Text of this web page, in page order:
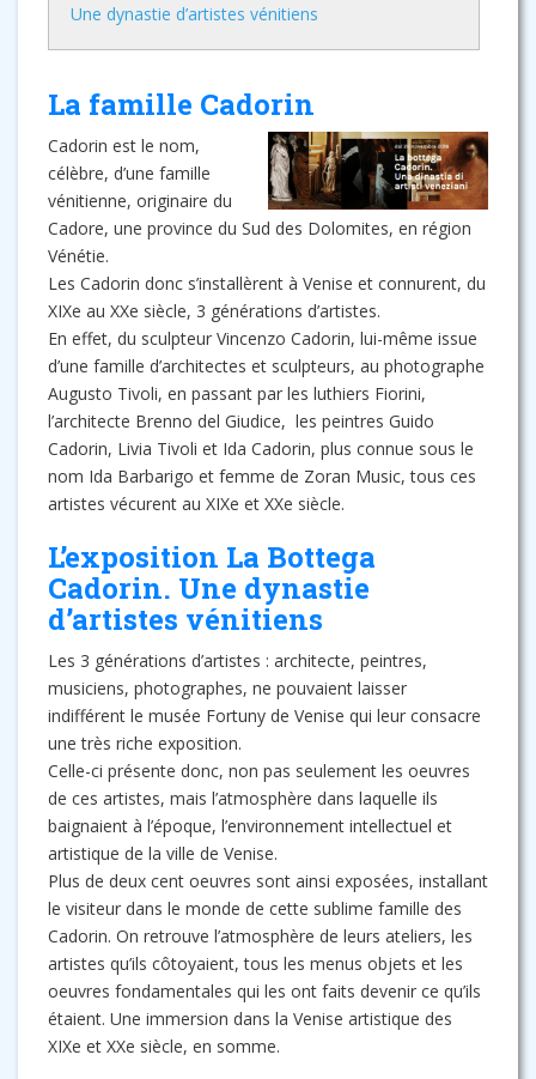
Une dynastie d’artistes vénitiens
La famille Cadorin
Cadorin est le nom,
célèbre, d’une famille
vénitienne, originaire du
Cadore, une province du Sud des Dolomites, en région
Vénétie.
Les Cadorin donc s’installèrent à Venise et connurent, du
XIXe au XXe siècle, 3 générations d’artistes.
En effet, du sculpteur Vincenzo Cadorin, lui-même issue
d’une famille d’architectes et sculpteurs, au photographe
Augusto Tivoli, en passant par les luthiers Fiorini,
l’architecte Brenno del Giudice, les peintres Guido
Cadorin, Livia Tivoli et Ida Cadorin, plus connue sous le
nom Ida Barbarigo et femme de Zoran Music, tous ces
artistes vécurent au XIXe et XXe siècle.
L’exposition La Bottega
Cadorin. Une dynastie
d’artistes vénitiens
Les 3 générations d’artistes : architecte, peintres,
musiciens, photographes, ne pouvaient laisser
indifférent le musée Fortuny de Venise qui leur consacre
une très riche exposition.
Celle-ci présente donc, non pas seulement les oeuvres
de ces artistes, mais l’atmosphère dans laquelle ils
baignaient à l’époque, l’environnement intellectuel et
artistique de la ville de Venise.
Plus de deux cent oeuvres sont ainsi exposées, installant
le visiteur dans le monde de cette sublime famille des
Cadorin. On retrouve l’atmosphère de leurs ateliers, les
artistes qu’ils côtoyaient, tous les menus objets et les
oeuvres fondamentales qui les ont faits devenir ce qu’ils
étaient. Une immersion dans la Venise artistique des
XIXe et XXe siècle, en somme.